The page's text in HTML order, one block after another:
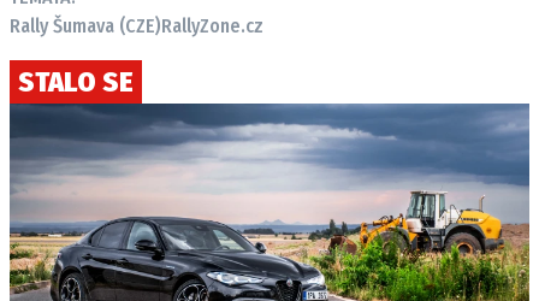
Rally Šumava (CZE)RallyZone.cz
STALO SE